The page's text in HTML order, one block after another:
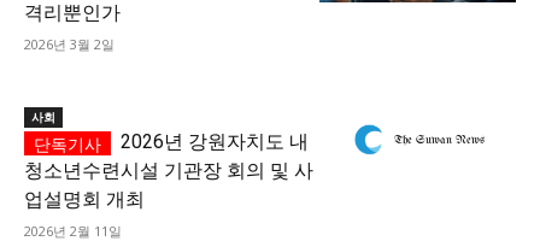
격리뿐인가
2026년 3월 2일
사회
2026년 강원자치도 내
청소년수련시설 기관장 회의 및 사
업설명회 개최
2026년 2월 11일